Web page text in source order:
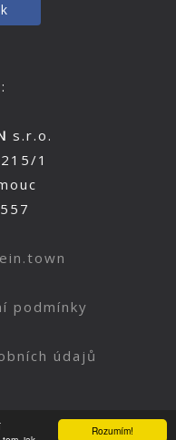
Rozumím!
s.r.o.
1
podmínky
údajů